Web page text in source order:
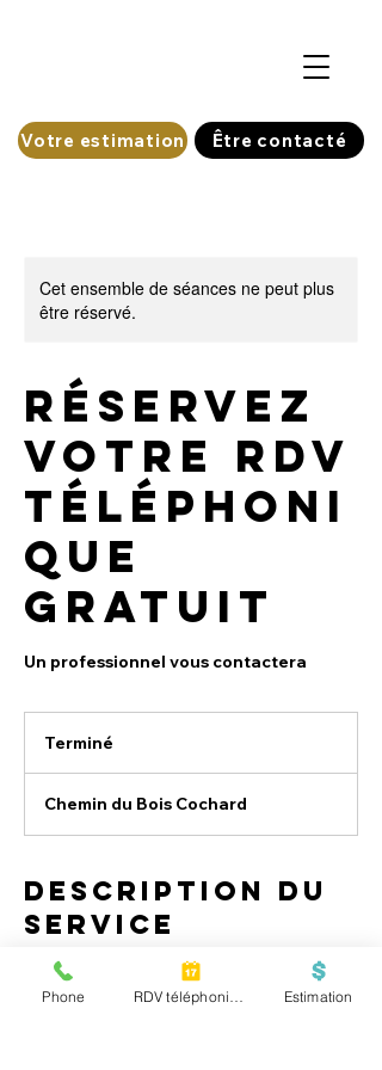
Votre estimation Être contacté
Cet ensemble de séances ne peut plus
être réservé.
Réservez
votre rdv
téléphoni
que
gratuit
Un professionnel vous contactera
Terminé
m
i
é
Chemin du Bois Cochard
Description du
service
Merci de réserver 15 minutes
Phone Estimation